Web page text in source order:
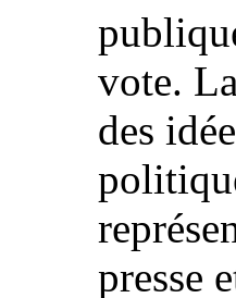
vote.
des
presse